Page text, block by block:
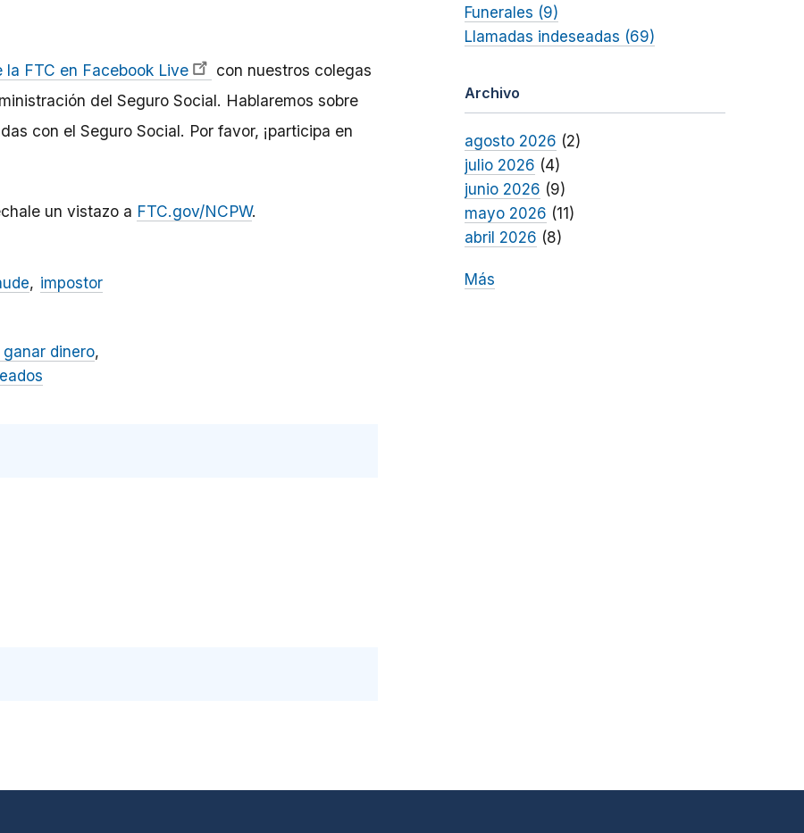
la FTC en Facebook Live
con nuestros colegas
del Seguro Social. Hablaremos sobre
con el Seguro Social. Por favor, ¡participa en
un vistazo a FTC.gov/NCPW.
impostor
dinero
Funerales (9)
Llamadas indeseadas (69)
Archivo
agosto 2026 (2)
julio 2026 (4)
junio 2026 (9)
mayo 2026 (11)
abril 2026 (8)
Más